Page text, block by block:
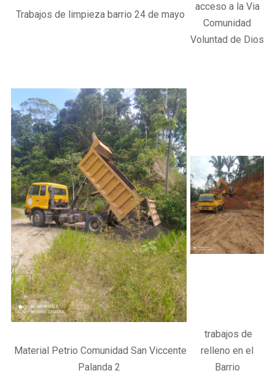
Trabajos de limpieza barrio 24 de mayo
acceso a la Via
Comunidad
Voluntad de Dios
Material Petrio Comunidad San Viccente
Palanda 2
trabajos de
relleno en el
Barrio